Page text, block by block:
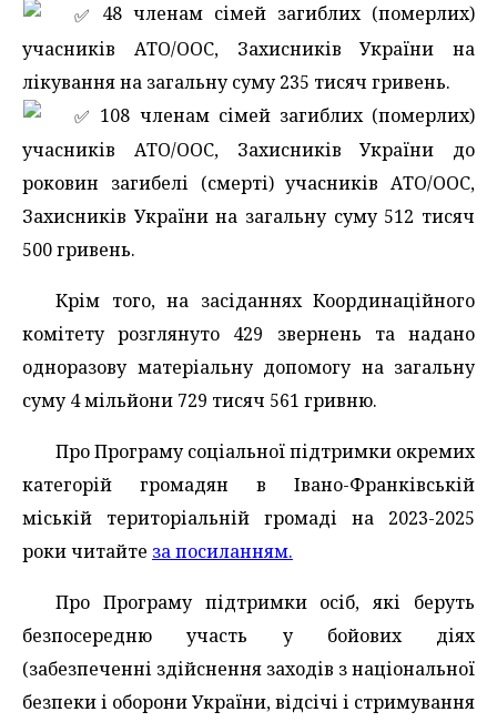
️ 48 членам сімей загиблих (померлих)
учасників АТО/ООС, Захисників України на
лікування на загальну суму 235 тисяч гривень.
️ 108 членам сімей загиблих (померлих)
учасників АТО/ООС, Захисників України до
роковин загибелі (смерті) учасників АТО/ООС,
Захисників України на загальну суму 512 тисяч
500 гривень.
Крім того, на засіданнях Координаційного
комітету розглянуто 429 звернень та надано
одноразову матеріальну допомогу на загальну
суму 4 мільйони 729 тисяч 561 гривню.
Про Програму соціальної підтримки окремих
категорій громадян в Івано-Франківській
міській територіальній громаді на 2023-2025
роки читайте за посиланням.
Про Програму підтримки осіб, які беруть
безпосередню участь у бойових діях
(забезпеченні здійснення заходів з національної
безпеки і оборони України, відсічі і стримування